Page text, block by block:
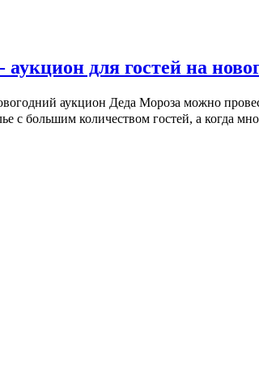
для гостей на
аукцион Деда Мороза можно
с большим количеством гостей, а когда